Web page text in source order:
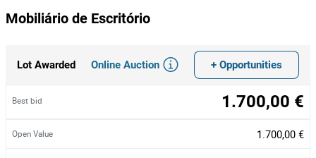
Mobiliário de Escritório
Lot Awarded Online Auction + Opportunities
Best bid 1.700,00 €
Open Value 1.700,00 €